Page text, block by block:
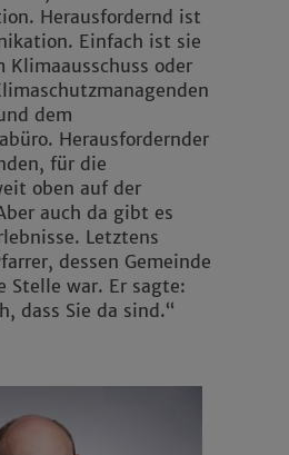
Herausfordernd ist
Einfach ist sie
Klimaausschuss oder
dem
Herausfordernder
für die
oben auf der
auch da gibt es
Letztens
dessen Gemeinde
Stelle war. Er sagte:
dass Sie da sind.“